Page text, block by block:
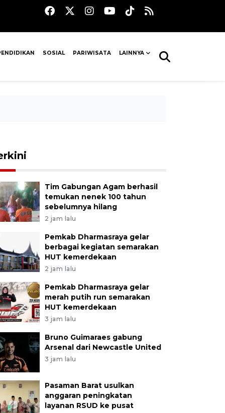
SOSIAL PARIWISATA LAINNYA
Tim Gabungan Agam berhasil
temukan nenek 100 tahun
sebelumnya hilang
2 jam lalu
Pemkab Dharmasraya gelar
berbagai kegiatan semarakan
HUT kemerdekaan
2 jam lalu
Pemkab Dharmasraya gelar
merah putih run semarakan
HUT kemerdekaan
3 jam lalu
Bruno Guimaraes gabung
Arsenal dari Newcastle United
3 jam lalu
Pasaman Barat usulkan
anggaran peningkatan
layanan RSUD ke pusat